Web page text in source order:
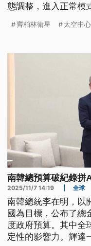
態調整，進入正常模
齊柏林衛星 太空中心
南韓總預算破紀錄拼
2025/11/7 14:19 全球
南韓總統李在明，以
國為目標，公布了總
度政府預算。其中全
定性的影響力。輝達